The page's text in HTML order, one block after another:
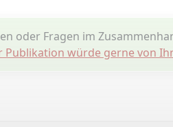
oder Fragen im
Publikation würde gerne von